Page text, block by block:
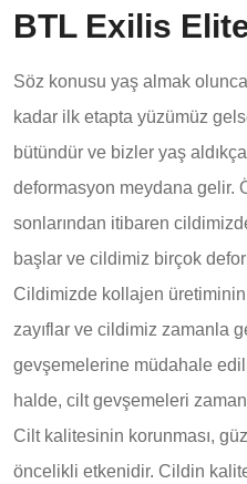
BTL Exilis
Söz konusu yaş almak
kadar ilk etapta yüzümüz
bütündür ve bizler yaş
deformasyon meydana gelir.
sonlarından itibaren
başlar ve cildimiz birçok
Cildimizde kollajen
zayıflar ve cildimiz zamanla
gevşemelerine müdahale
halde, cilt gevşemeleri
Cilt kalitesinin korunması,
öncelikli etkenidir. Cildin